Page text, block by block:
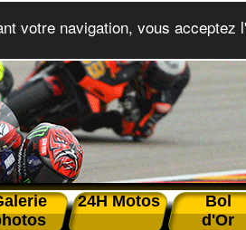
24H Motos
Bol
d'Or
votre navigation, vous acceptez